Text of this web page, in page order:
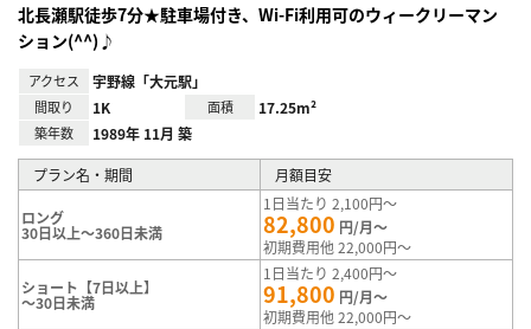
北長瀬駅徒歩7分★駐車場付き、Wi-Fi利用可のウィークリーマン
ション(^^)♪
アクセス 宇野線「大元駅」
間取り 1K 面積 17.25m²
築年数 1989年 11月 築
プラン名・期間 月額目安
ロング
30日以上～360日未満
1日当たり 2,100円～
82,800 円/月～
初期費用他 22,000円～
ショート【7日以上】
～30日未満
1日当たり 2,400円～
91,800 円/月～
初期費用他 22,000円～